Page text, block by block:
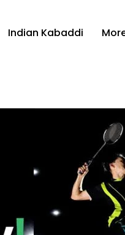
Indian Kabaddi